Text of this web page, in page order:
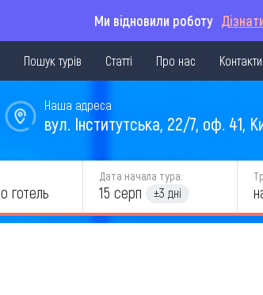
Ми відновили роботу
Пошук турів Статті Про нас Контакти
Наша адреса
вул. Інститутська, 22/7, оф. 41,
Дата начала тура:
15 серп ±3 дні